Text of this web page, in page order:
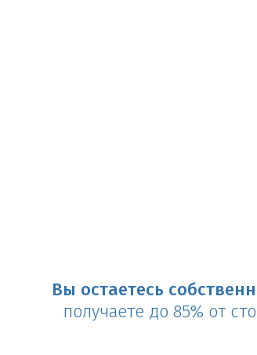
Вы остаетесь
получаете до 85% от